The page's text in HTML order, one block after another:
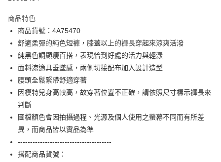
合作金庫商業銀行
華南商業銀行
上海商業儲蓄銀行
台北富邦商業銀行
國泰世華商業銀行
兆豐國際商業銀行
臺灣中小企業銀行
台中商業銀行
匯豐（台灣）商業銀行
聯邦商業銀行
元大商業銀行
永豐商業銀行
玉山商業銀行
台新國際商業銀行
中國信託商業銀行
台灣樂天信用卡公司
超商取貨付款
LINE Pay
Apple Pay
街口支付
【關於「AFTEE先享後付」】
AFTEE先享後付是「在收到商品之後才付款」的支付方式。 讓您購物簡單
便利好安心！
１．簡單：不需註冊會員、不需綁卡、不需儲值。
２．便利：只要手機號碼，簡訊認證，即可結帳。
ATM付款
運送方式
商品特色
商品貨號：4A75470
舒適柔彈的純色短褲，膝蓋以上的褲長穿起來涼爽活潑
純黑色調顯瘦百搭，表現恰到好處的活力與輕漾
面料涼適具垂墜感，兩側切接配布加入設計造型
腰頭全鬆緊帶舒適穿著
因模特兒身高較高，故穿著位置不正確，請依照尺寸標示褲長來
判斷
圖檔顏色會因拍攝過程、光源及個人使用之螢幕不同而有所差
異，而商品皆以實品為準
--------------------------------------
搭配商品貨號：